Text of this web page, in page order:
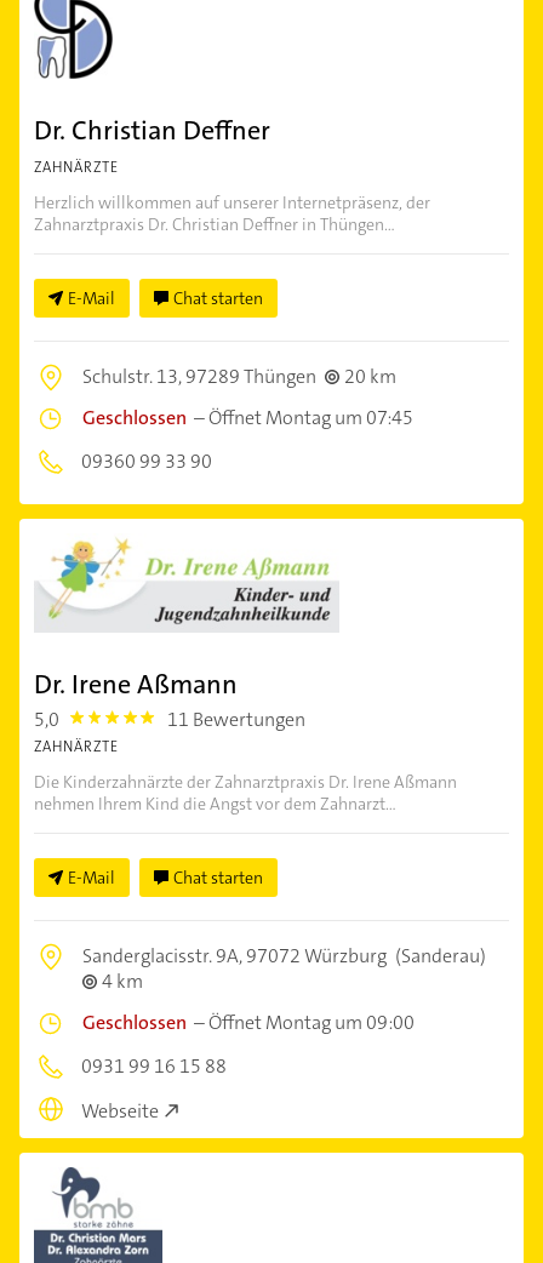
Dr. Christian Deffner
ZAHNÄRZTE
Herzlich willkommen auf unserer Internetpräsenz, der
Zahnarztpraxis Dr. Christian Deffner in Thüngen...
E-Mail Chat starten
Schulstr. 13,97289 Thüngen
20 km
Geschlossen –Öffnet Montag um 07:45
09360 99 33 90
Dr. Irene Aßmann
5,0 5.0 11 Bewertungen
ZAHNÄRZTE
Die Kinderzahnärzte der Zahnarztpraxis Dr. Irene Aßmann
nehmen Ihrem Kind die Angst vor dem Zahnarzt...
E-Mail Chat starten
Sanderglacisstr. 9A,97072 Würzburg (Sanderau)
4 km
Geschlossen –Öffnet Montag um 09:00
0931 99 16 15 88
Webseite